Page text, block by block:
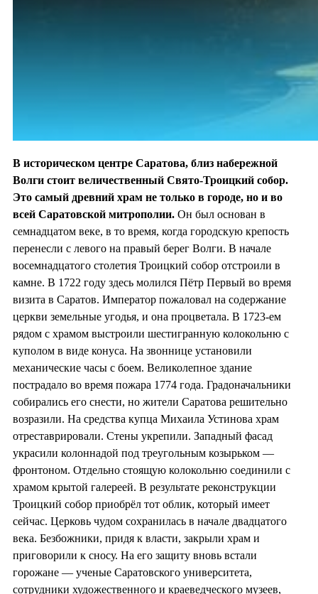
В историческом центре Саратова, близ набережной
Волги стоит величественный Свято-Троицкий собор.
Это самый древний храм не только в городе, но и во
всей Саратовской митрополии. Он был основан в
семнадцатом веке, в то время, когда городскую крепость
перенесли с левого на правый берег Волги. В начале
восемнадцатого столетия Троицкий собор отстроили в
камне. В 1722 году здесь молился Пётр Первый во время
визита в Саратов. Император пожаловал на содержание
церкви земельные угодья, и она процветала. В 1723-ем
рядом с храмом выстроили шестигранную колокольню с
куполом в виде конуса. На звоннице установили
механические часы с боем. Великолепное здание
пострадало во время пожара 1774 года. Градоначальники
собирались его снести, но жители Саратова решительно
возразили. На средства купца Михаила Устинова храм
отреставрировали. Стены укрепили. Западный фасад
украсили колоннадой под треугольным козырьком —
фронтоном. Отдельно стоящую колокольню соединили с
храмом крытой галереей. В результате реконструкции
Троицкий собор приобрёл тот облик, который имеет
сейчас. Церковь чудом сохранилась в начале двадцатого
века. Безбожники, придя к власти, закрыли храм и
приговорили к сносу. На его защиту вновь встали
горожане — ученые Саратовского университета,
сотрудники художественного и краеведческого музеев,